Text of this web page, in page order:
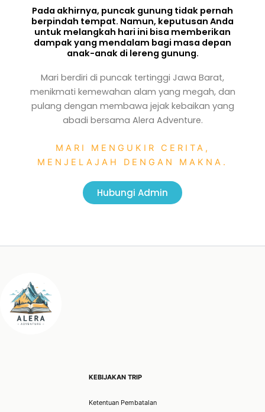
Pada akhirnya, puncak gunung tidak pernah
berpindah tempat. Namun, keputusan Anda
untuk melangkah hari ini bisa memberikan
dampak yang mendalam bagi masa depan
anak-anak di lereng gunung.
Mari berdiri di puncak tertinggi Jawa Barat,
menikmati kemewahan alam yang megah, dan
pulang dengan membawa jejak kebaikan yang
abadi bersama Alera Adventure.
MARI MENGUKIR CERITA,
MENJELAJAH DENGAN MAKNA.
Hubungi Admin
KEBIJAKAN TRIP
Ketentuan Pembatalan